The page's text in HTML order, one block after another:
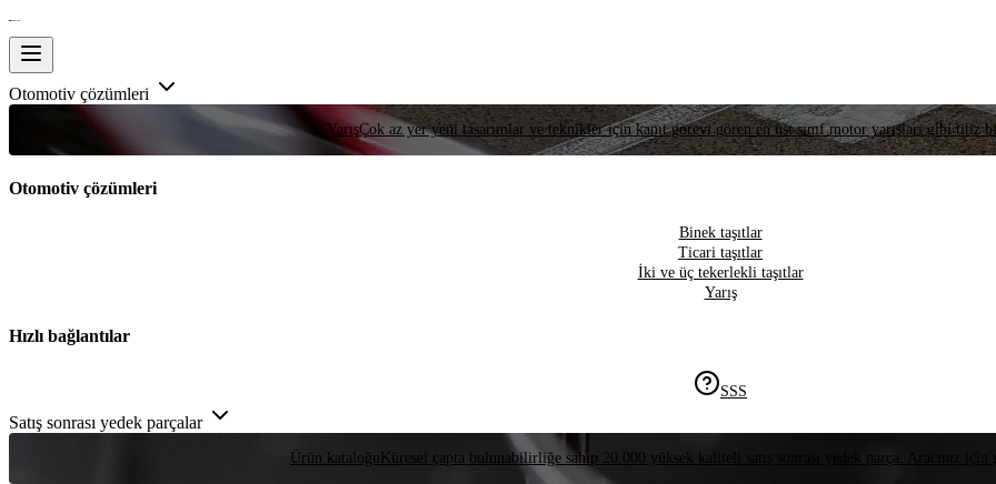
Otomotiv çözümleri
YarışÇok az yer yeni tasarımlar ve teknikler için kanıt görevi gören en üst sınıf motor yarışları gibi titiz
Otomotiv çözümleri
Binek taşıtlar
Ticari taşıtlar
İki ve üç tekerlekli taşıtlar
Yarış
Hızlı bağlantılar
SSS
Satış sonrası yedek parçalar
Ürün kataloğu Küresel çapta bulunabilirliğe sahip 20.000 yüksek kaliteli satış sonrası yedek parça. Aracınız